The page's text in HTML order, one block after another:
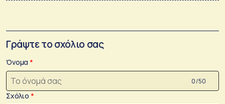
Γράψτε το σχόλιο σας
Όνομα
0 /50
Σχόλιο